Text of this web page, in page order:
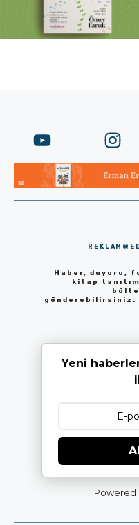
Haber, duyuru,
kitap tanıtım
gönderebilirsiniz:
Yeni
Powered